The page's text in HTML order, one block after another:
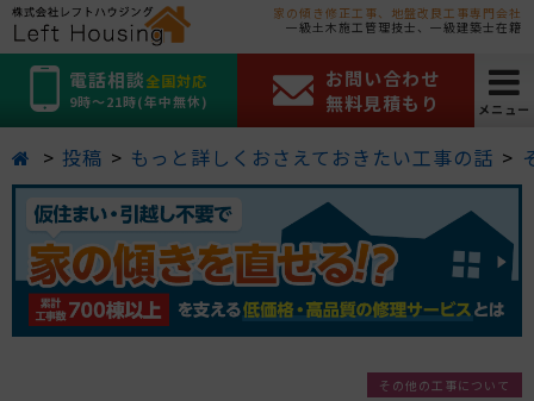
家の傾き修正工事、地盤改良工事専門会社
一級土木施工管理技士、一級建築士在籍
電話相談全国対応
9時～21時(年中無休)
お問い合わせ
無料見積もり
メニュー
投稿 もっと詳しくおさえておきたい工事の話
その他の工事について